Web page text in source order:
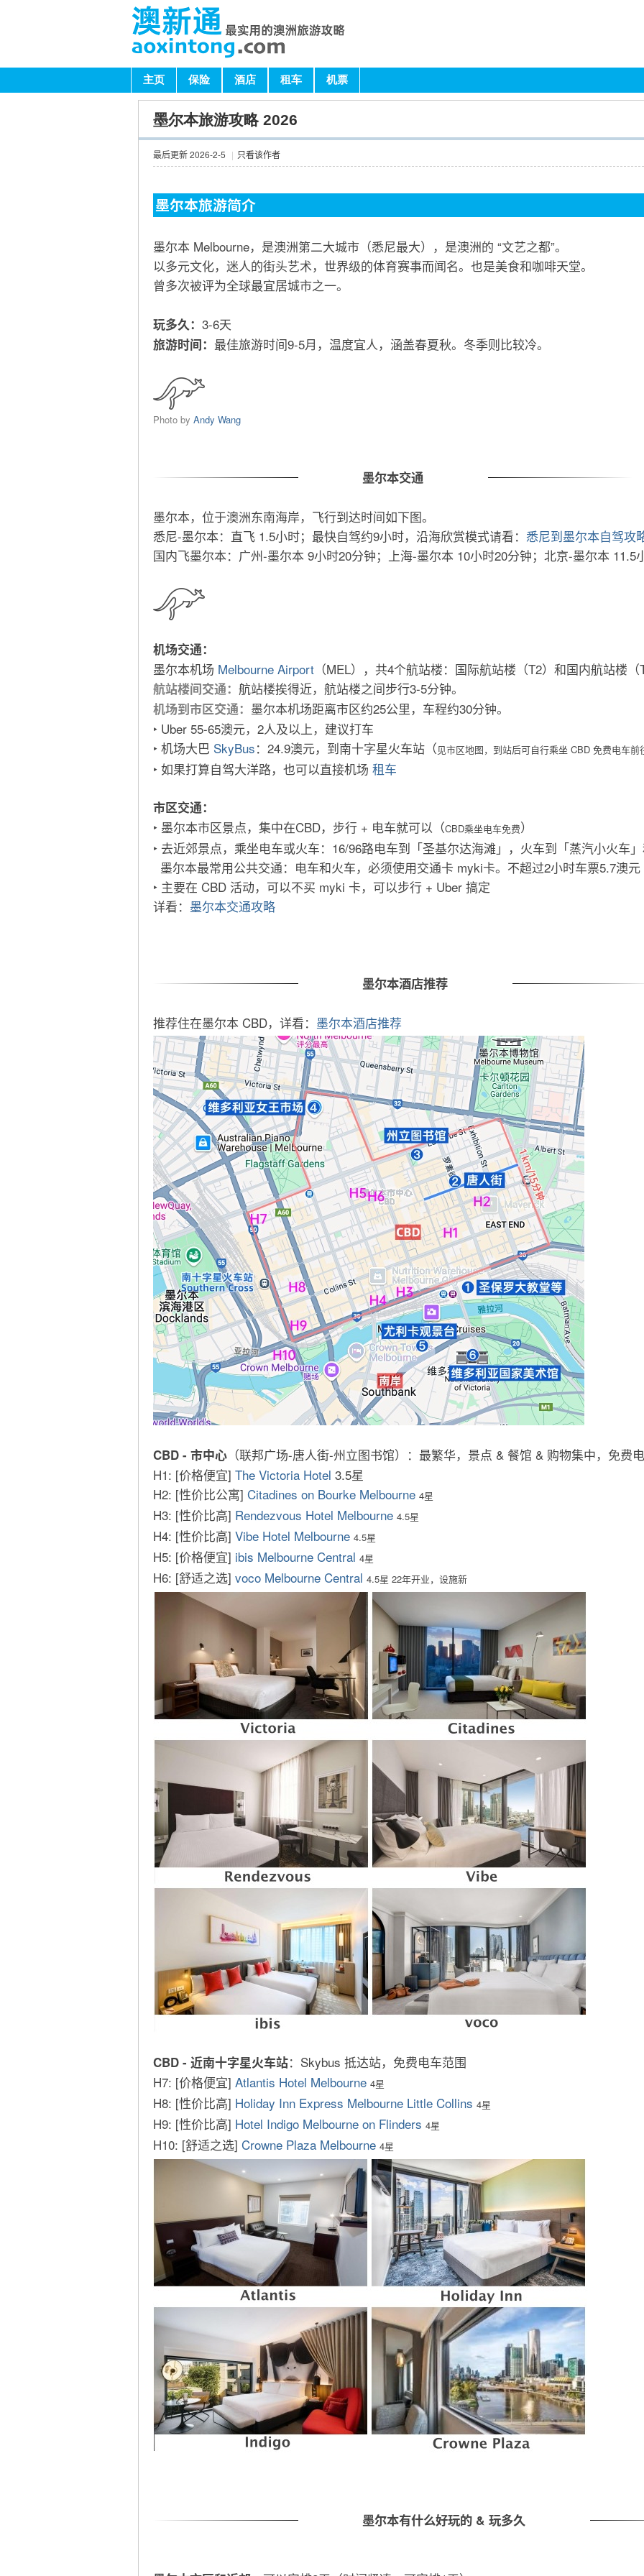
主页 保险 酒店 租车 机票
墨尔本旅游攻略 2026
最后更新 2026-2-5 | 只看该作者
墨尔本旅游简介
墨尔本 Melbourne，是澳洲第二大城市（悉尼最大），是澳洲的 “文艺之都”。
以多元文化，迷人的街头艺术，世界级的体育赛事而闻名。也是美食和咖啡天堂。
曾多次被评为全球最宜居城市之一。
玩多久： 3-6天
旅游时间： 最佳旅游时间9-5月，温度宜人，涵盖春夏秋。冬季则比较冷。
Photo by Andy Wang
墨尔本交通
墨尔本，位于澳洲东南海岸，飞行到达时间如下图。
悉尼-墨尔本：直飞 1.5小时；最快自驾约9小时，沿海欣赏模式请看： 悉尼到墨尔本自驾攻
国内飞墨尔本：广州-墨尔本 9小时20分钟；上海-墨尔本 10小时20分钟；北京-墨尔本 11.5
机场交通：
墨尔本机场 Melbourne Airport （MEL），共4个航站楼：国际航站楼（T2）和国内航站楼
航站楼间交通： 航站楼挨得近，航站楼之间步行3-5分钟。
机场到市区交通： 墨尔本机场距离市区约25公里，车程约30分钟。
‣ Uber 55-65澳元，2人及以上，建议打车
‣ 机场大巴 SkyBus：24.9澳元，到南十字星火车站（见市区地图，到站后可自行乘坐 CBD 免费电车前
‣ 如果打算自驾大洋路，也可以直接机场 租车
市区交通：
‣ 墨尔本市区景点，集中在CBD，步行 + 电车就可以（CBD乘坐电车免费）
‣ 去近郊景点，乘坐电车或火车：16/96路电车到「圣基尔达海滩」，火车到「蒸汽小火车
墨尔本最常用公共交通：电车和火车，必须使用交通卡 myki卡。不超过2小时车票5.7澳
‣ 主要在 CBD 活动，可以不买 myki 卡，可以步行 + Uber 搞定
详看： 墨尔本交通攻略
墨尔本酒店推荐
推荐住在墨尔本 CBD，详看： 墨尔本酒店推荐
CBD - 市中心 （联邦广场-唐人街-州立图书馆）：最繁华，景点 & 餐馆 & 购物集中，免费
H1: [价格便宜] The Victoria Hotel 3.5星
H2: [性价比公寓] Citadines on Bourke Melbourne 4星
H3: [性价比高] Rendezvous Hotel Melbourne 4.5星
H4: [性价比高] Vibe Hotel Melbourne 4.5星
H5: [价格便宜] ibis Melbourne Central 4星
H6: [舒适之选] voco Melbourne Central 4.5星 22年开业，设施新
CBD - 近南十字星火车站：Skybus 抵达站，免费电车范围
H7: [价格便宜] Atlantis Hotel Melbourne 4星
H8: [性价比高] Holiday Inn Express Melbourne Little Collins 4星
H9: [性价比高] Hotel Indigo Melbourne on Flinders 4星
H10: [舒适之选] Crowne Plaza Melbourne 4星
墨尔本有什么好玩的 & 玩多久